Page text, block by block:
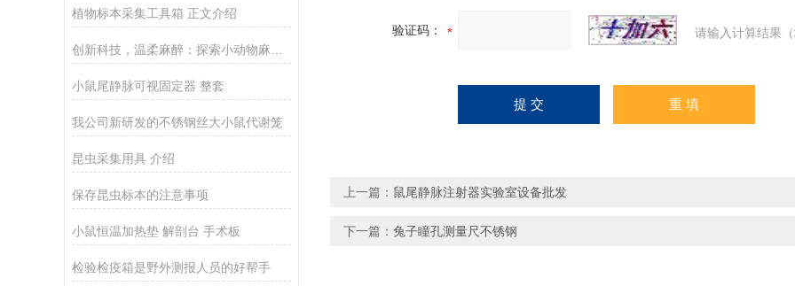
植物标本采集工具箱 正文介绍
小鼠尾静脉可视固定器 整套
我公司新研发的不锈钢丝大小鼠代谢笼
昆虫采集用具 介绍
保存昆虫标本的注意事项
小鼠恒温加热垫 解剖台 手术板
检验检疫箱是野外测报人员的好帮手
验证码： 请输入计算结果
上一篇： 鼠尾静脉注射器实验室设备批发
下一篇： 兔子瞳孔测量尺不锈钢